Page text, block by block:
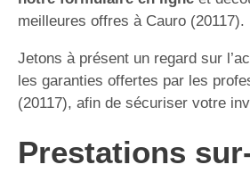
meilleures offres à Cauro (20117).
Jetons à présent un regard sur
les garanties offertes par les
(20117), afin de sécuriser votre
Prestations